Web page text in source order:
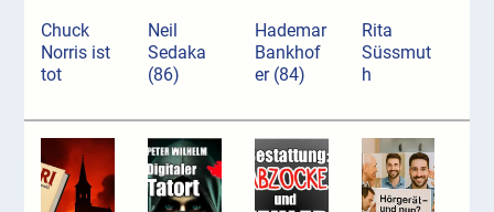
Chuck
Norris ist
tot
Neil
Sedaka
(86)
Hademar
Bankhof
er (84)
Rita
Süssmut
h